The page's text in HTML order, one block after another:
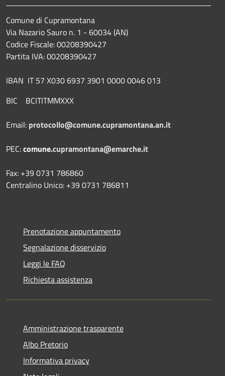
Comune di Cupramontana
Via Nazario Sauro n. 1 - 60034 (AN)
Codice Fiscale: 00208390427
Partita IVA: 00208390427
IBAN IT 57 X030 6937 3901 0000 0046 013
BIC BCITITMMXXX
Email: protocollo@comune.cupramontana.an.it
PEC:comune.cupramontana@emarche.it
Fax: +39 0731 786860
Centralino Unico: +39 0731 786811
Prenotazione appuntamento
Segnalazione disservizio
Leggi le FAQ
Richiesta assistenza
Amministrazione trasparente
Albo Pretorio
Informativa privacy